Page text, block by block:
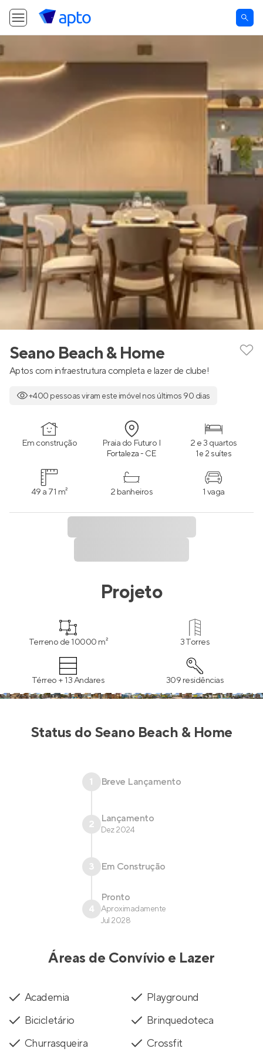
Seano Beach & Home
Aptos com infraestrutura completa e lazer de clube!
+400 pessoas viram este imóvel nos últimos 90 dias
Em construção Praia do Futuro I
Fortaleza - CE
2 e 3 quartos
1 e 2 suítes
49 a 71 m² 2 banheiros 1 vaga
Projeto
Terreno de 10000 m² 3 Torres
Térreo + 13 Andares 309 residências
Status doSeano Beach & Home
1 Breve Lançamento
2 Lançamento
Dez 2024
3 Em Construção
4
Pronto
Aproximadamente
Jul 2028
Áreas de Convívio e Lazer
Academia
Playground
Bicicletário
Brinquedoteca
Churrasqueira
Crossfit